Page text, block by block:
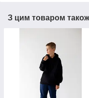
З цим товаром